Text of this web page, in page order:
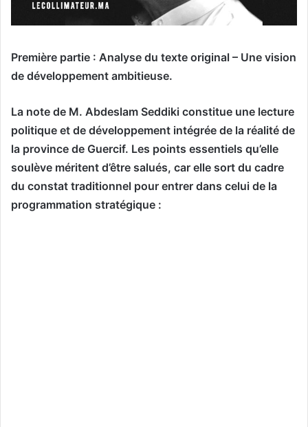
Première partie : Analyse du texte original – Une vision
de développement ambitieuse.
La note de M. Abdeslam Seddiki constitue une lecture
politique et de développement intégrée de la réalité de
la province de Guercif. Les points essentiels qu’elle
soulève méritent d’être salués, car elle sort du cadre
du constat traditionnel pour entrer dans celui de la
programmation stratégique :